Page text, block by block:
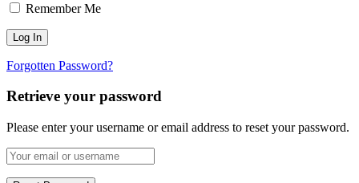
Remember Me
Forgotten Password?
Retrieve your password
Please enter your username or email address to reset your password.